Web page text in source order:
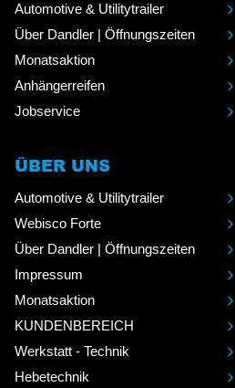
Automotive & Utilitytrailer
Über Dandler | Öffnungszeiten
Monatsaktion
Anhängerreifen
Jobservice
ÜBER UNS
Automotive & Utilitytrailer
Webisco Forte
Über Dandler | Öffnungszeiten
Impressum
Monatsaktion
KUNDENBEREICH
Werkstatt - Technik
Hebetechnik